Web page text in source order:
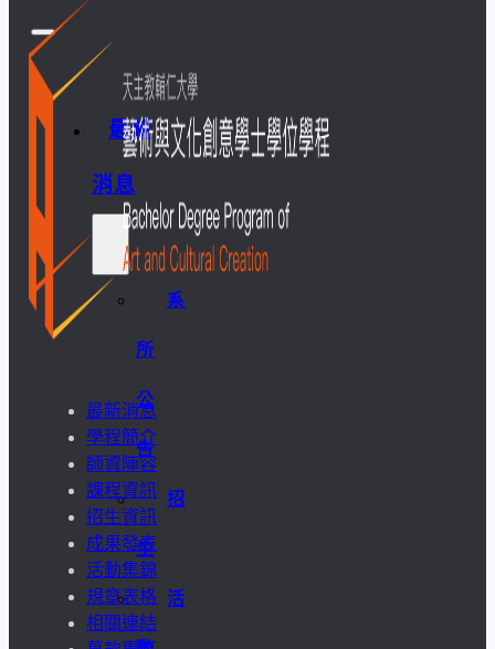
最新
消息
系
所
公
告
招
生
活
最新消息
學程簡介
師資陣容
課程資訊
招生資訊
成果發表
活動集錦
規章表格
相關連結